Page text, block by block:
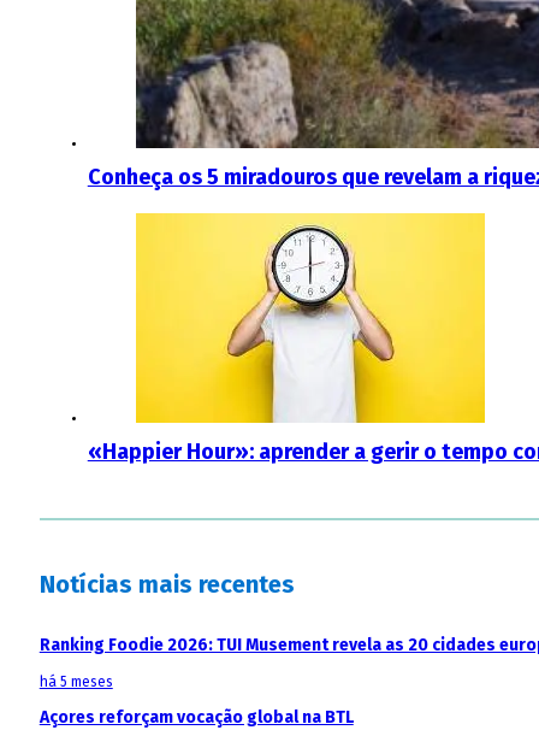
Conheça os 5 miradouros que revelam a
«Happier Hour»: aprender a gerir o tempo
Notícias mais recentes
Ranking Foodie 2026: TUI Musement revela as 20 cidades
há 5 meses
Açores reforçam vocação global na BTL